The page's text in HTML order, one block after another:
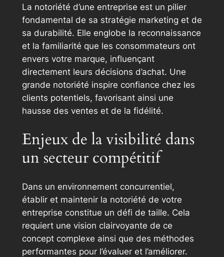
La notoriété d’une entreprise est un pilier
fondamental de sa stratégie marketing et de
sa durabilité. Elle englobe la reconnaissance
et la familiarité que les consommateurs ont
envers votre marque, influençant
directement leurs décisions d’achat. Une
grande notoriété inspire confiance chez les
clients potentiels, favorisant ainsi une
hausse des ventes et de la fidélité.
Enjeux de la visibilité dans
un secteur compétitif
Dans un environnement concurrentiel,
établir et maintenir la notoriété de votre
entreprise constitue un défi de taille. Cela
requiert une vision clairvoyante de ce
concept complexe ainsi que des méthodes
performantes pour l’évaluer et l’améliorer.